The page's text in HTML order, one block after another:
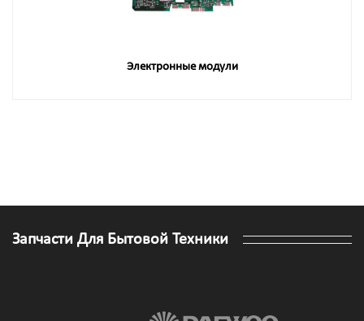
Электронные модули
Запчасти Для Бытовой Техники